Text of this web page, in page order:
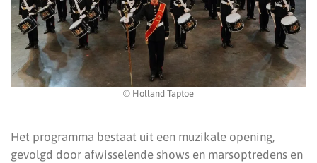
© Holland Taptoe
Het programma bestaat uit een muzikale opening,
gevolgd door afwisselende shows en marsoptredens en